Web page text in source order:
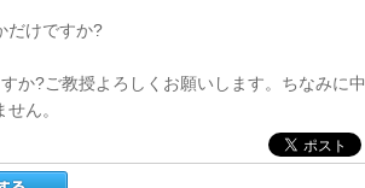
だけですか?
か?ご教授よろしくお願いします。ちなみに中
ん。